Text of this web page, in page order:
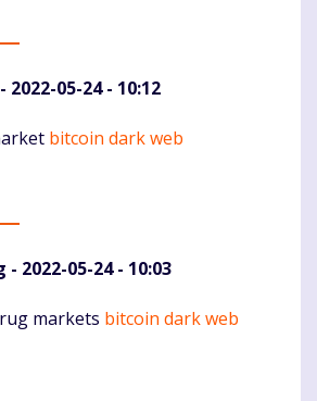
- 2022-05-24 - 10:12
bitcoin dark web
- 2022-05-24 - 10:03
markets bitcoin dark web